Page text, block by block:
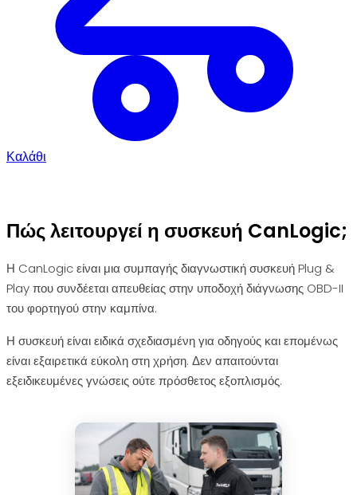
Καλάθι
Πώς λειτουργεί η συσκευή CanLogic;
Η CanLogic είναι μια συμπαγής διαγνωστική συσκευή Plug &
Play που συνδέεται απευθείας στην υποδοχή διάγνωσης OBD-II
του φορτηγού στην καμπίνα.
Η συσκευή είναι ειδικά σχεδιασμένη για οδηγούς και επομένως
είναι εξαιρετικά εύκολη στη χρήση. Δεν απαιτούνται
εξειδικευμένες γνώσεις ούτε πρόσθετος εξοπλισμός.